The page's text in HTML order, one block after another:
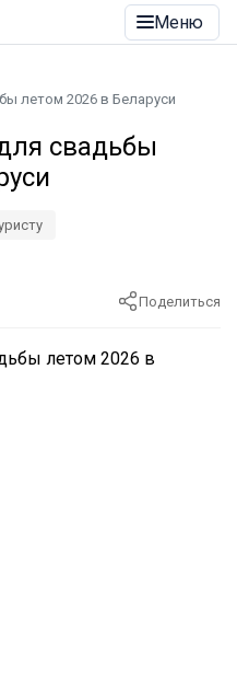
Меню
летом 2026 в Беларуси
свадьбы
Поделиться